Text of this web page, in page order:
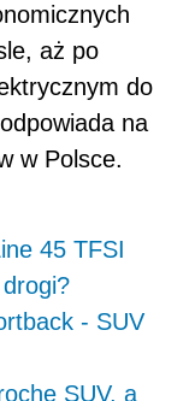
aż po
do
na
w Polsce.
45 TFSI
- SUV
SUV, a